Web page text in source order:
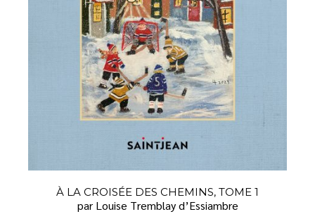
À LA CROISÉE DES CHEMINS, TOME 1
par Louise Tremblay d’Essiambre